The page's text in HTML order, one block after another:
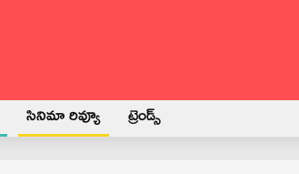
సినిమా రివ్యూ ట్రెండ్స్